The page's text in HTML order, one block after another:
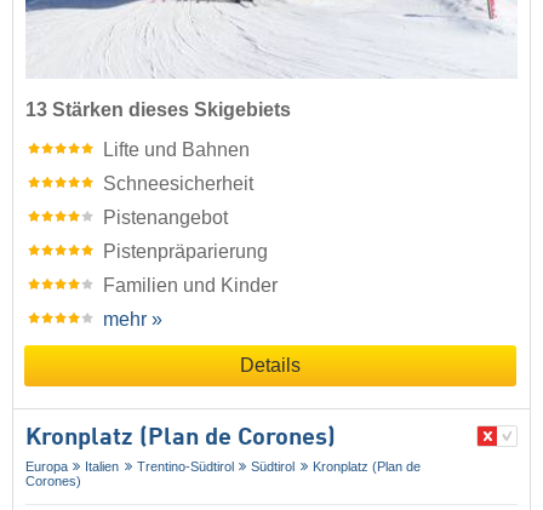
13 Stärken dieses Skigebiets
Lifte und Bahnen
Schneesicherheit
Pistenangebot
Pistenpräparierung
Familien und Kinder
mehr »
Details
Kronplatz (Plan de Corones)
Europa Italien Trentino-Südtirol Südtirol
Kronplatz (Plan de
Corones)